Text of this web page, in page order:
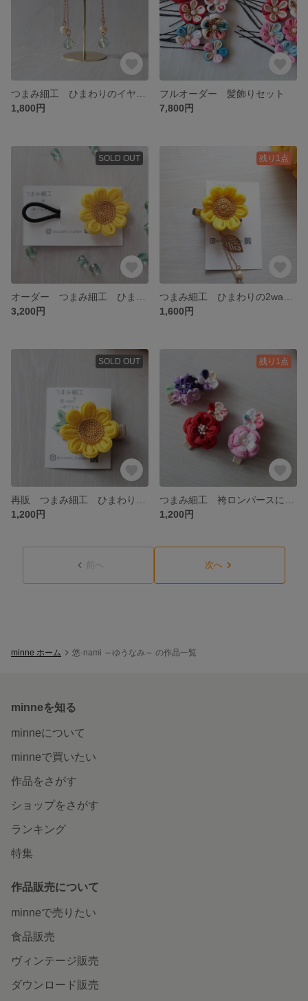
1,800円
フルオーダー 髪飾りセット
7,800円
SOLD OUT
3,200円
残り1点
1,600円
SOLD OUT
1,200円
残り1点
1,200円
前へ 次へ
minne ホーム 悠-nami ～ゆうなみ～ の作品一覧
minneを知る
minneについて
minneで買いたい
作品をさがす
ショップをさがす
ランキング
特集
作品販売について
minneで売りたい
食品販売
ヴィンテージ販売
ダウンロード販売